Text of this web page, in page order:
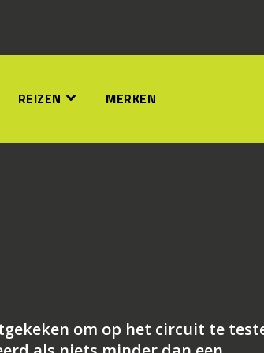
REIZEN MERKEN
om op het circuit te